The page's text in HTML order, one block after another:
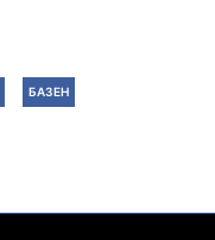
БАЗЕН